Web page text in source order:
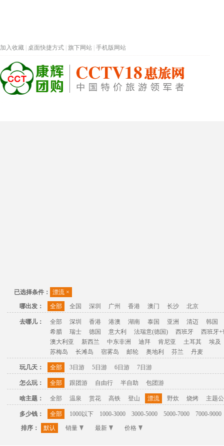
加入收藏 桌面快捷方式 旗下网站 手机版网站
已选择条件： 漂流 ×
哪出发：
全部 全国 深圳 广州 香港 澳门 长沙 北京
去哪儿： 全部 深圳 香港 港澳 湖南 泰国 亚洲 清迈
韩国
希腊
瑞士 德国 意大利 法瑞意(德国) 西班牙
西班牙+
澳大利亚
新西兰 中东非洲 迪拜 肯尼亚 土耳其
埃及
苏梅岛
长滩岛 宿雾岛 邮轮 奥地利 芬兰 丹麦
玩几天： 全部 3日游 5日游 6日游 7日游
怎么玩： 全部 跟团游 自由行 半自助 包团游
啥主题： 全部 温泉 赏花 高铁 登山 漂流 野炊 烧烤 主题
多少钱： 全部 1000以下 1000-3000 3000-5000 5000-7000
7000-9000
排序：
默认 销量 最新 价格